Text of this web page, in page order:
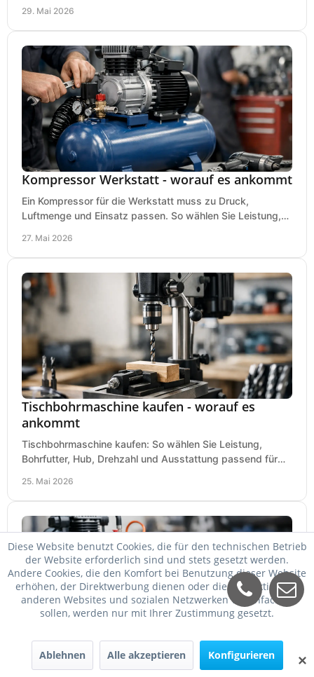
29. Mai 2026
Kompressor Werkstatt - worauf es ankommt
Ein Kompressor für die Werkstatt muss zu Druck,
Luftmenge und Einsatz passen. So wählen Sie Leistung,
27. Mai 2026
Tischbohrmaschine kaufen - worauf es
ankommt
Tischbohrmaschine kaufen: So wählen Sie Leistung,
Bohrfutter, Hub, Drehzahl und Ausstattung passend für
25. Mai 2026
Welcher Kompressor für Schlagschrauber?
Welcher Kompressor für Schlagschrauber passt? So
✕
Diese Website benutzt Cookies, die für den technischen Betrieb
der Website erforderlich sind und stets gesetzt werden.
Andere Cookies, die den Komfort bei Benutzung dieser Website
erhöhen, der Direktwerbung dienen oder die Interaktion mit
anderen Websites und sozialen Netzwerken vereinfachen
sollen, werden nur mit Ihrer Zustimmung gesetzt.
Ablehnen Alle akzeptieren Konfigurieren